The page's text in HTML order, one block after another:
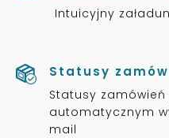
Intuicyjny
Statusy
Statusy
automatycznym
mail